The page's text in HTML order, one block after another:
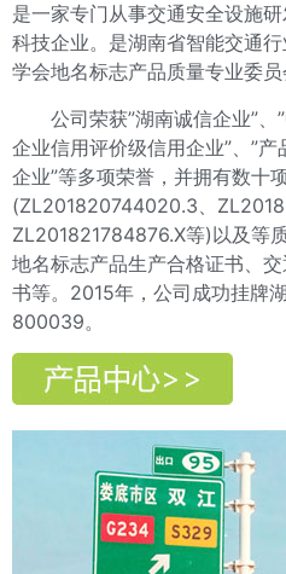
是一家专门从事交通安全设施
科技企业。是湖南省智能交通
学会地名标志产品质量专业委员
公司荣获”湖南诚信企业”、
企业信用评价级信用企业”、”
企业”等多项荣誉，并拥有数十
(ZL201820744020.3、
ZL201821784876.X等)以及等
地名标志产品生产合格证书、
书等。2015年，公司成功挂牌
800039。